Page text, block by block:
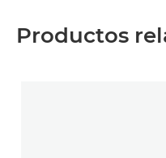
Productos